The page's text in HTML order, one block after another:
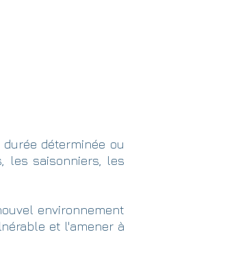
déterminée ou
les saisonniers, les
environnement
et l'amener à